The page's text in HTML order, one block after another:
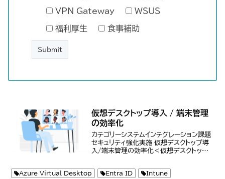
VPN Gateway WSUS
福利厚生 食事補助
仮想デスクトップ導入 / 端末管理
の効率化
カテゴリーシステムインテグレーション課題
セキュリティ強化実施 仮想デスクトップ導
入/端末管理の効率化＜仮想デスクトップ
ソリューションを導入し、リモートワーク
Azure Virtual Desktop Entra ID
Intune